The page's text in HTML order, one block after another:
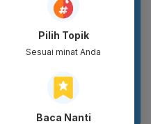
Setelan Anak 17
Agustus Dirgahayu 81
Pilih Topik
Sesuai minat Anda
Baca Nanti